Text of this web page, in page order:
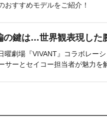
おすすめモデルをご紹介！
の鍵は…世界観表現した
曜劇場『VIVANT』コラボレー
サーとセイコー担当者が魅力を